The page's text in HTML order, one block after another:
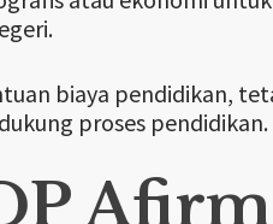
biaya pendidikan,
proses pendidikan.